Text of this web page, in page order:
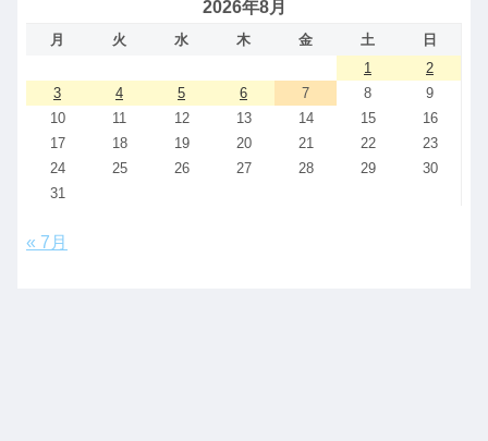
2026年8月
月 火 水 木 金 土
日
1
2
3
4 5 6 7 8
9
10
11 12 13 14 15
16
17
18 19 20 21 22
23
24
25 26 27 28 29
30
31
« 7月